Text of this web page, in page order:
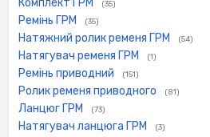
Комплект ГРМ (35)
Ремінь ГРМ (35)
Натяжний ролик ременя ГРМ (54)
Натягувач ременя ГРМ (1)
Ремінь приводний (151)
Ролик ременя приводного (81)
Ланцюг ГРМ (73)
Натягувач ланцюга ГРМ (3)